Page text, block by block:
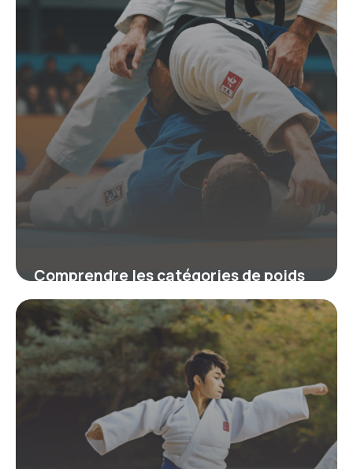
Comprendre les catégories de poids
au judo pour un entraînement et une
compétition équilibrés
19 juin 2026